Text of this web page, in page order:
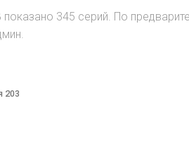
показано 345 серий. По
203